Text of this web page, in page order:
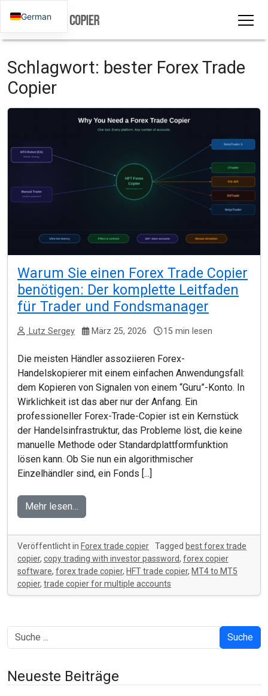
Schlagwort: bester Forex Trade
Copier
Warum Sie einen Forex Trade Copier
benötigen: Der komplette Leitfaden
für Trader und Fondsmanager
Lutz Sergey März 25, 2026 15 min lesen
Die meisten Händler assoziieren Forex-
Handelskopierer mit einem einfachen Anwendungsfall:
dem Kopieren von Signalen von einem “Guru”-Konto. In
Wirklichkeit ist das aber nur der Anfang. Ein
professioneller Forex-Trade-Copier ist ein Kernstück
der Handelsinfrastruktur, das Probleme löst, die keine
manuelle Methode oder Standardplattformfunktion
lösen kann. Ob Sie nun ein algorithmischer
Einzelhändler sind, ein Fonds [...]
Mehr lesen…
Veröffentlicht in Forex trade copier Tagged best forex trade
copier, copy trading with investor password, forex copier
software, forex trade copier, HFT trade copier, MT4 to MT5
copier, trade copier for multiple accounts
Suche
Neueste Beiträge
German